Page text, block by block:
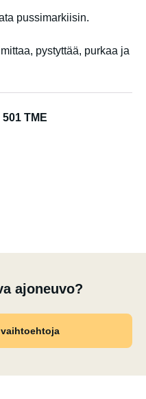
pussimarkiisin.
pystyttää, purkaa ja
TME
ajoneuvo?